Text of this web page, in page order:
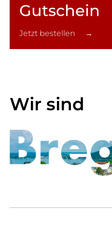
Gutschein
Jetzt bestellen →
Wir sind